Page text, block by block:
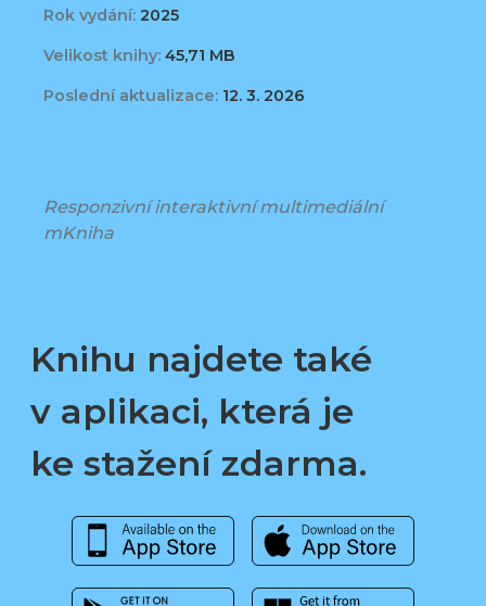
Rok vydání: 2025
Velikost knihy: 45,71 MB
Poslední aktualizace: 12. 3. 2026
Responzivní interaktivní multimediální
mKniha
Knihu najdete také
v aplikaci, která je
ke stažení zdarma.